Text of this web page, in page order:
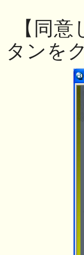
【同
タンを